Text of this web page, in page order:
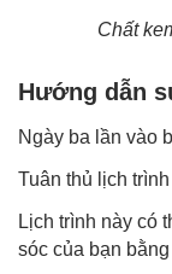
Chất
Hướng dẫn
Ngày ba lần vào
Tuân thủ lịch
Lịch trình này có
sóc của bạn